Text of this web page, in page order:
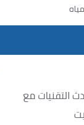
التقنيات مع